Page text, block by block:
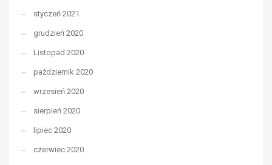
styczeń 2021
grudzień 2020
Listopad 2020
październik 2020
wrzesień 2020
sierpień 2020
lipiec 2020
czerwiec 2020